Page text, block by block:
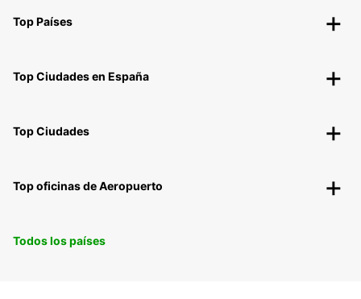
Top Países
Top Ciudades en España
Top Ciudades
Top oficinas de Aeropuerto
Todos los países